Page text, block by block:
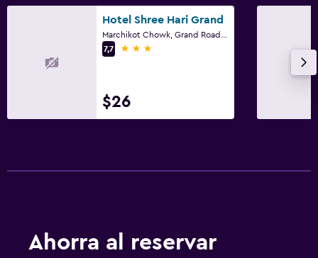
Hotel Shree Hari Grand
7,7
3 estrellas
$26
Ahorra al reservar